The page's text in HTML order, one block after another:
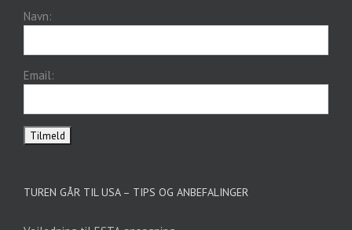
Navn:
Email:
TUREN GÅR TIL USA – TIPS OG ANBEFALINGER